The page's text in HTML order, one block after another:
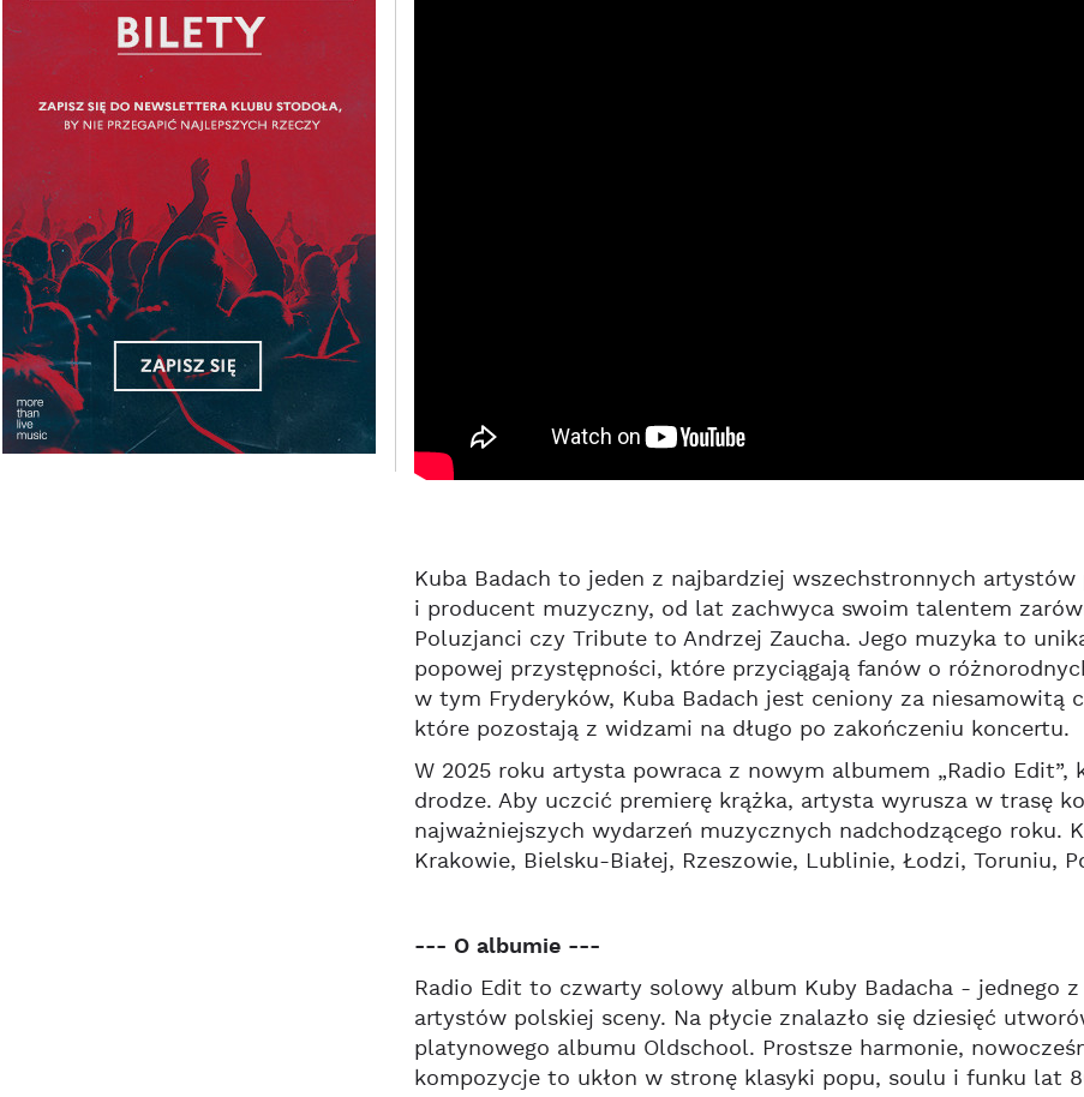
Kuba Badach to jeden z najbardziej wszechstronnych
i producent muzyczny, od lat zachwyca swoim talentem
Poluzjanci czy Tribute to Andrzej Zaucha. Jego muzyka to
popowej przystępności, które przyciągają fanów o
w tym Fryderyków, Kuba Badach jest ceniony za niesamowitą
które pozostają z widzami na długo po zakończeniu koncertu.
W 2025 roku artysta powraca z nowym albumem „Radio
drodze. Aby uczcić premierę krążka, artysta wyrusza w trasę
najważniejszych wydarzeń muzycznych nadchodzącego roku.
Krakowie, Bielsku-Białej, Rzeszowie, Lublinie, Łodzi, Toruniu,
--- O albumie ---
Radio Edit to czwarty solowy album Kuby Badacha - jednego
artystów polskiej sceny. Na płycie znalazło się dziesięć
platynowego albumu Oldschool. Prostsze harmonie,
kompozycje to ukłon w stronę klasyki popu, soulu i funku lat